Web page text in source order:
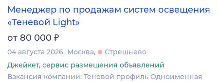
Менеджер по продажам систем освещения
«Теневой Light»
от 80 000 ₽
04 августа 2026 Москва
Стрешнево
Джейкет, сервис размещения объявлений
Вакансия компании: Теневой профиль Одноименная